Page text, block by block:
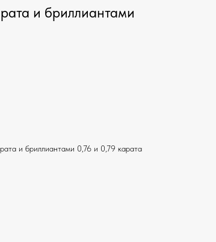
и бриллиантами
и бриллиантами 0,76 и 0,79 карата